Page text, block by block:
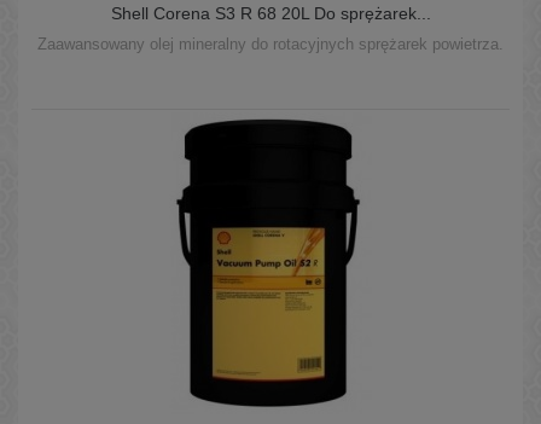
Shell Corena S3 R 68 20L Do sprężarek...
Zaawansowany olej mineralny do rotacyjnych sprężarek powietrza.